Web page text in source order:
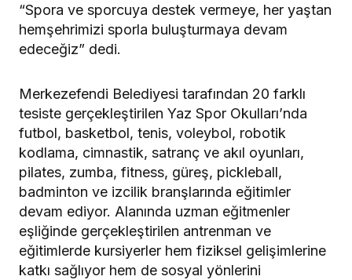
“Spora ve sporcuya destek vermeye, her yaştan
hemşehrimizi sporla buluşturmaya devam
edeceğiz” dedi.
Merkezefendi Belediyesi tarafından 20 farklı
tesiste gerçekleştirilen Yaz Spor Okulları’nda
futbol, basketbol, tenis, voleybol, robotik
kodlama, cimnastik, satranç ve akıl oyunları,
pilates, zumba, fitness, güreş, pickleball,
badminton ve izcilik branşlarında eğitimler
devam ediyor. Alanında uzman eğitmenler
eşliğinde gerçekleştirilen antrenman ve
eğitimlerde kursiyerler hem fiziksel gelişimlerine
katkı sağlıyor hem de sosyal yönlerini